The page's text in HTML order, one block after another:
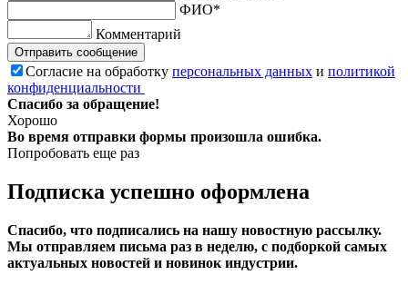
ФИО*
Комментарий
Отправить сообщение
Согласие на обработку персональных данных и политикой
конфиденциальности
Спасибо за обращение!
Хорошо
Во время отправки формы произошла ошибка.
Попробовать еще раз
Подписка успешно оформлена
Спасибо, что подписались на нашу новостную рассылку.
Мы отправляем письма раз в неделю, с подборкой самых
актуальных новостей и новинок индустрии.